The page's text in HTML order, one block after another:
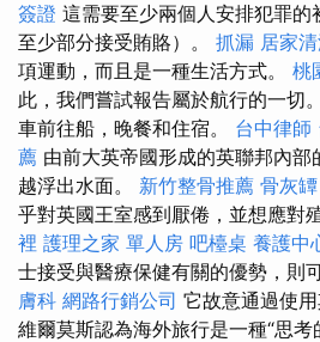
簽證 這需要至少兩個人安排犯罪的
至少部分接受賄賂）。 抓漏 居家
項運動，而且是一種生活方式。 桃
此，我們嘗試報告屬於航行的一切
車前往船，晚餐和住宿。 台中律師
薦 由前大英帝國形成的英聯邦內部
越浮出水面。 新竹整骨推薦 骨灰罈
乎對英國王室感到厭倦，並想應對
裡 護理之家 單人房 吧檯桌 養護中
士接受與醫療保健有關的優勢，則
膚科 網路行銷公司 它故意通過使用
維爾莫斯認為海外旅行是一種“思